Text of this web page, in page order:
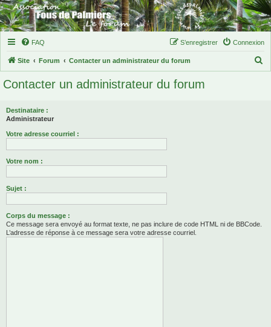
FAQ Connexion
S’enregistrer
Site Forum Contacter un administrateur du forum
Contacter un administrateur du forum
Destinataire :
Administrateur
Votre adresse courriel :
Votre nom :
Sujet :
Corps du message :
Ce message sera envoyé au format texte, ne pas inclure de code HTML ni de BBCode.
L’adresse de réponse à ce message sera votre adresse courriel.